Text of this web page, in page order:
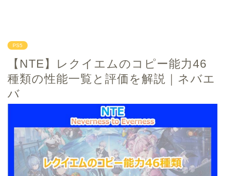
PS5
【NTE】レクイエムのコピー能力46
種類の性能一覧と評価を解説｜ネバエ
バ